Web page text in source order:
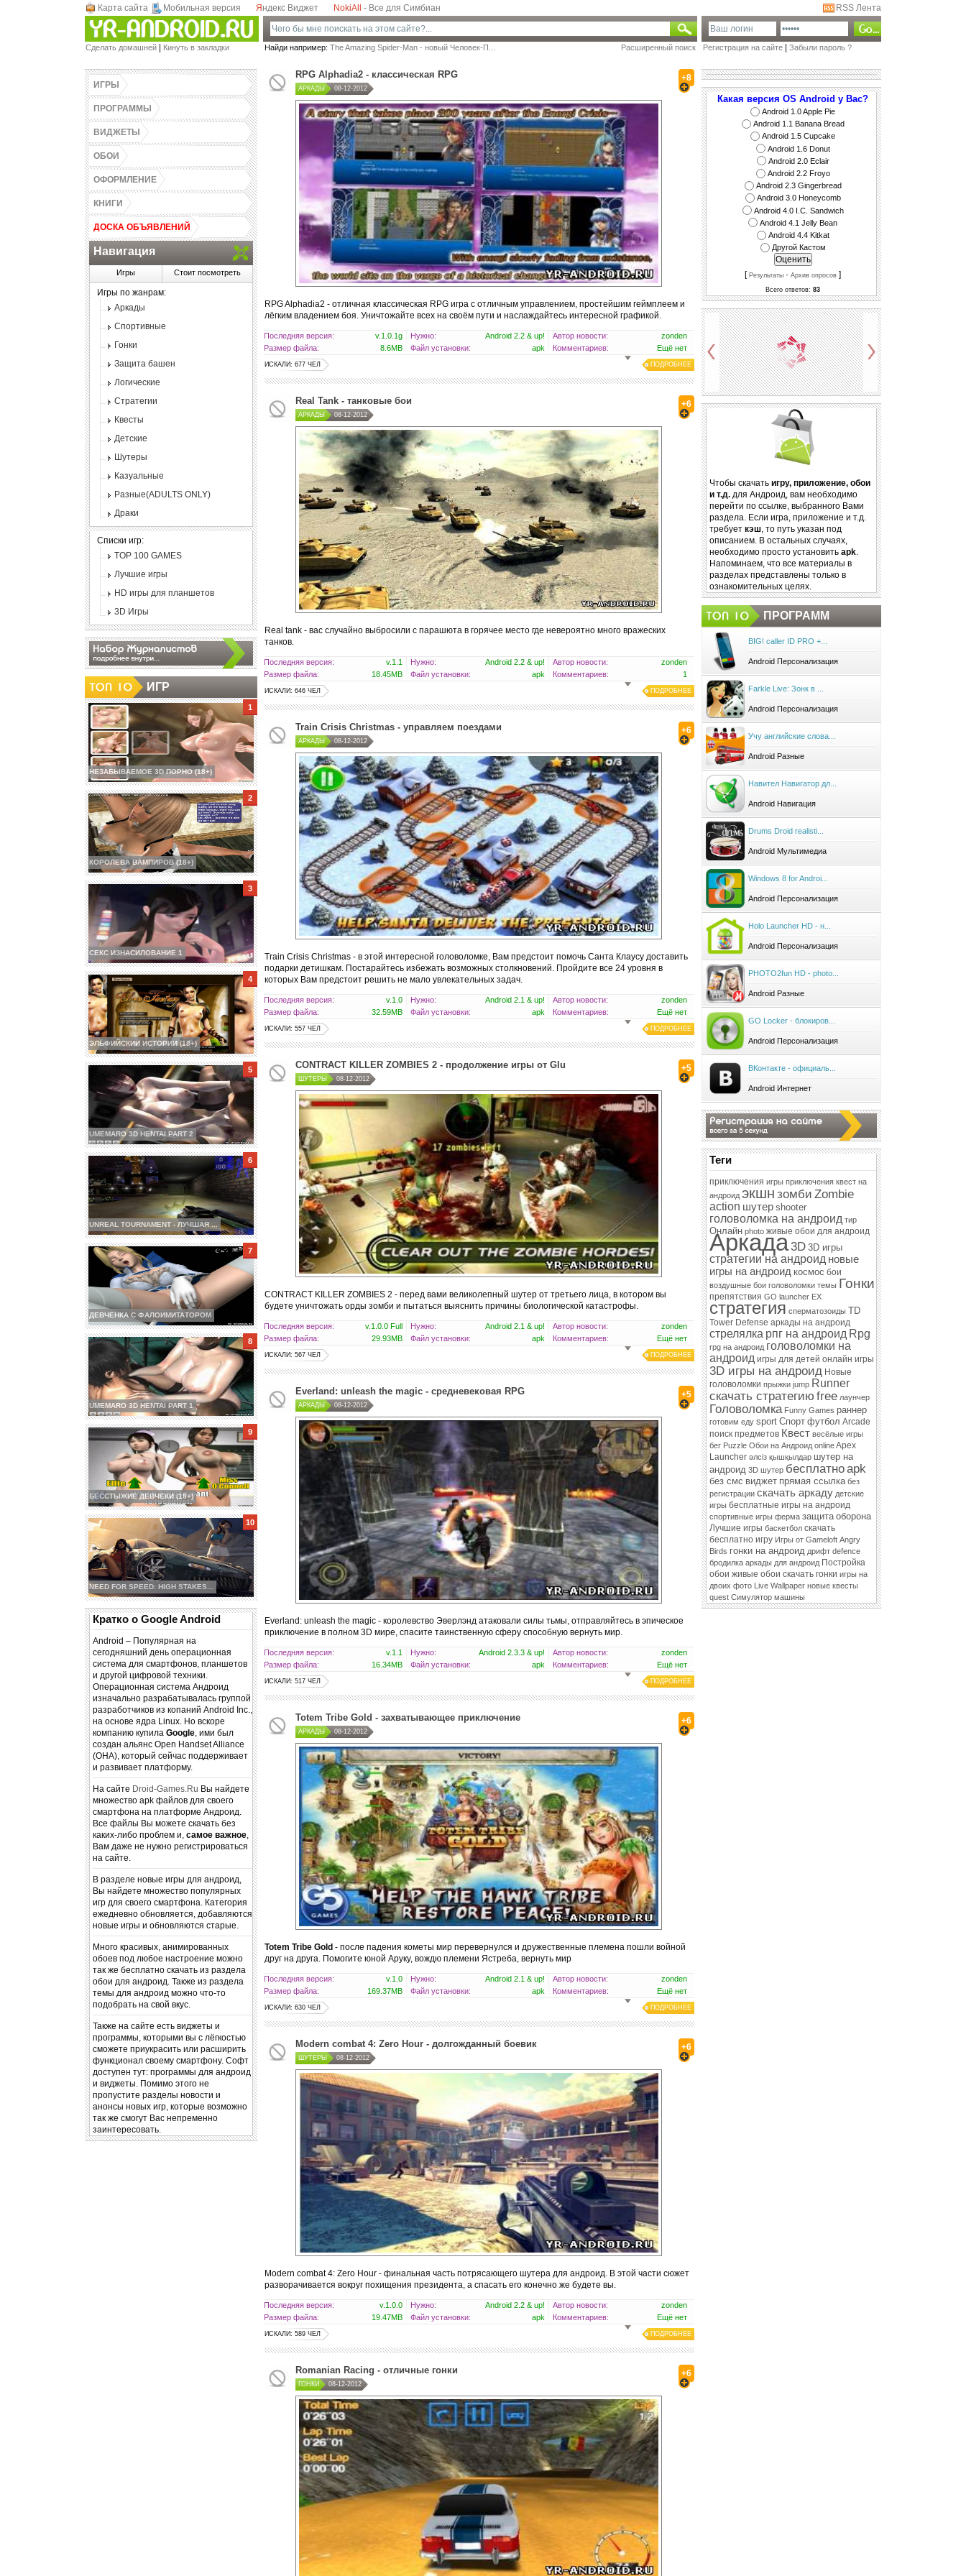
Карта сайта Мобильная версия Яндекс Виджет NokiAll - Все для Симбиан RSS Лента
Games-Androidz.Ru - Скачать программы,
бесплатно! Весь софт в одном месте.
Найди например: The Amazing Spider-Man - новый Человек-П... Расширенный поиск Регистрация на сайте Забыли пароль ?
Сделать домашней Кинуть в закладки
ИГРЫ
ПРОГРАММЫ
ВИДЖЕТЫ
ОБОИ
ОФОРМЛЕНИЕ
КНИГИ
ДОСКА ОБЪЯВЛЕНИЙ
Навигация
Игры Стоит посмотреть
Игры по жанрам:
Аркады
Спортивные
Гонки
Защита башен
Логические
Стратегии
Квесты
Детские
Шутеры
Казуальные
Разные(ADULTS ONLY)
Драки
Списки игр:
TOP 100 GAMES
Лучшие игры
HD игры для планшетов
3D Игры
ИГР
НЕЗАБЫВАЕМОЕ 3D ПОРНО (18+)
КОРОЛЕВА ВАМПИРОВ (18+)
СЕКС ИЗНАСИЛОВАНИЕ 1
ЭЛЬФИЙСКИИ ИСТОРИИ (18+)
UMEMARO 3D HENTAI PART 2
UNREAL TOURNAMENT - ЛУЧШАЯ ...
ДЕВЧЕНКА С ФАЛОИМИТАТОРОМ
UMEMARO 3D HENTAI PART 1
БЕССТЫЖИЕ ДЕВЧЕКИ (18+)
NEED FOR SPEED: HIGH STAKES...
Кратко о Google Android
Android – Популярная на
сегодняшний день операционная
система для смартфонов, планшетов
и другой цифровой техники.
Операционная система Андроид
изначально разрабатывалась группой
разработчиков из копаний Android Inc.,
на основе ядра Linux. Но вскоре
компанию купила Google, ими был
создан альянс Open Handset Alliance
(OHA), который сейчас поддерживает
и развивает платформу.
На сайте Droid-Games.Ru Вы найдете
множество apk файлов для своего
смартфона на платформе Андроид.
Все файлы Вы можете скачать без
каких-либо проблем и, самое важное,
Вам даже не нужно регистрироваться
на сайте.
В разделе новые игры для андроид,
Вы найдете множество популярных
игр для своего смартфона. Категория
ежедневно обновляется, добавляются
новые игры и обновляются старые.
Много красивых, анимированных
обоев под любое настроение можно
так же бесплатно скачать из раздела
обои для андроид. Также из раздела
темы для андроид можно что-то
подобрать на свой вкус.
Также на сайте есть виджеты и
программы, которыми вы с лёгкостью
сможете приукрасить или расширить
функционал своему смартфону. Софт
доступен тут: программы для андроид
и виджеты. Помимо этого не
пропустите разделы новости и
анонсы новых игр, которые возможно
так же смогут Вас непременно
заинтересовать.
+8
RPG Alphadia2 - клаcсическая RPG
АРКАДЫ 08-12-2012
RPG Alphadia2 - отличная классическая RPG игра с отличным управлением, простейшим геймплеем и
лёгким владением боя. Уничтожайте всех на своём пути и наслаждайтесь интересной графикой.
Последняя версия:
v.1.0.1g
Размер файла:
8.6MB
Нужно:
Android 2.2 & up!
Файл установки:
apk
Автор новости:
zonden
Комментариев:
Ещё нет
ПОДРОБНЕЕ
ИСКАЛИ: 677 ЧЕЛ
+6
Real Tank - танковые бои
АРКАДЫ 08-12-2012
Real tank - вас случайно выбросили с парашюта в горячее место где невероятно много вражеских
танков.
Последняя версия:
v.1.1
Размер файла:
18.45MB
Нужно:
Android 2.2 & up!
Файл установки:
apk
Автор новости:
zonden
Комментариев:
1
ПОДРОБНЕЕ
ИСКАЛИ: 646 ЧЕЛ
+6
Train Crisis Christmas - управляем поездами
АРКАДЫ 08-12-2012
Train Crisis Christmas - в этой интересной головоломке, Вам предстоит помочь Санта Клаусу доставить
подарки детишкам. Постарайтесь избежать возможных столкновений. Пройдите все 24 уровня в
которых Вам предстоит решить не мало увлекательных задач.
Последняя версия:
v.1.0
Размер файла:
32.59MB
Нужно:
Android 2.1 & up!
Файл установки:
apk
Автор новости:
zonden
Комментариев:
Ещё нет
ПОДРОБНЕЕ
ИСКАЛИ: 557 ЧЕЛ
+5
CONTRACT KILLER ZOMBIES 2 - продолжение игры от Glu
ШУТЕРЫ 08-12-2012
CONTRACT KILLER ZOMBIES 2 - перед вами великолепный шутер от третьего лица, в котором вы
будете уничтожать орды зомби и пытаться выяснить причины биологической катастрофы.
Последняя версия:
v.1.0.0 Full
Размер файла:
29.93MB
Нужно:
Android 2.1 & up!
Файл установки:
apk
Автор новости:
zonden
Комментариев:
Ещё нет
ПОДРОБНЕЕ
ИСКАЛИ: 567 ЧЕЛ
+5
Everland: unleash the magic - средневековая RPG
АРКАДЫ 08-12-2012
Everland: unleash the magic - королевство Эверлэнд атаковали силы тьмы, отправляйтесь в эпическое
приключение в полном 3D мире, спасите таинственную сферу способную вернуть мир.
Последняя версия:
v.1.1
Размер файла:
16.34MB
Нужно:
Android 2.3.3 & up!
Файл установки:
apk
Автор новости:
zonden
Комментариев:
Ещё нет
ПОДРОБНЕЕ
ИСКАЛИ: 517 ЧЕЛ
+6
Totem Tribe Gold - захватывающее приключение
АРКАДЫ 08-12-2012
Totem Tribe Gold - после падения кометы мир перевернулся и дружественные племена пошли войной
друг на друга. Помогите юной Аруку, вождю племени Ястреба, вернуть мир
Последняя версия:
v.1.0
Размер файла:
169.37MB
Нужно:
Android 2.1 & up!
Файл установки:
apk
Автор новости:
zonden
Комментариев:
Ещё нет
ПОДРОБНЕЕ
ИСКАЛИ: 630 ЧЕЛ
+6
Modern combat 4: Zero Hour - долгожданный боевик
ШУТЕРЫ 08-12-2012
Modern combat 4: Zero Hour - финальная часть потрясающего шутера для андроид. В этой части сюжет
разворачивается вокруг похищения президента, а спасать его конечно же будете вы.
Последняя версия:
v.1.0.0
Размер файла:
19.47MB
Нужно:
Android 2.2 & up!
Файл установки:
apk
Автор новости:
zonden
Комментариев:
Ещё нет
ПОДРОБНЕЕ
ИСКАЛИ: 589 ЧЕЛ
+6
Romanian Racing - отличные гонки
ГОНКИ 08-12-2012
Какая версия OS Android у Вас?
Android 1.0 Apple Pie
Android 1.1 Banana Bread
Android 1.5 Cupcake
Android 1.6 Donut
Android 2.0 Eclair
Android 2.2 Froyo
Android 2.3 Gingerbread
Android 3.0 Honeycomb
Android 4.0 I.C. Sandwich
Android 4.1 Jelly Bean
Android 4.4 Kitkat
Другой Кастом
[ Результаты · Архив опросов ]
Всего ответов: 83
<
>
Чтобы скачать игру, приложение, обои
и т.д. для Андроид, вам необходимо
перейти по ссылке, выбранного Вами
раздела. Если игра, приложение и т.д.
требует кэш, то путь указан под
описанием. В остальных случаях,
необходимо просто установить apk.
Напоминаем, что все материалы в
разделах представлены только в
ознакомительных целях.
ПРОГРАММ
BIG! caller ID PRO +...
Android Персонализация
Farkle Live: Зонк в ...
Android Персонализация
Учу английские слова...
Android Разные
Навител Навигатор дл...
Android Навигация
Drums Droid realisti...
Android Мультимедиа
Windows 8 for Androi...
Android Персонализация
Holo Launcher HD - н...
Android Персонализация
PHOTO2fun HD - photo...
Android Разные
GO Locker - блокиров...
Android Персонализация
ВКонтакте - официаль...
Android Интернет
Теги
приключения игры приключения квест на
андроид экшн зомби Zombie
action шутер shooter
головоломка на андроид тир
Онлайн photo живые обои для андроид
Аркада3D 3D игры
стратегии на андроид новые
игры на андроид космос бои
воздушные бои головоломки темы Гонки
препятствия GO launcher EX
стратегия сперматозоиды TD
Tower Defense аркады на андроид
стрелялка рпг на андроид Rpg
rpg на андроид головоломки на
андроид игры для детей онлайн игры
3D игры на андроид Новые
головоломки прыжки jump Runner
скачать стратегию free лаунчер
Головоломка Funny Games раннер
готовим еду sport Спорт футбол Arcade
поиск предметов Квест весёлые игры
бег Puzzle Обои на Андроид onlineApex
Launcher әлсіз қышқылдар шутер на
андроид 3D шутер бесплатноapk
без смс виджет прямая ссылка без
регистрации скачать аркаду детские
игры бесплатные игры на андроид
спортивные игры ферма защита оборона
Лучшие игры баскетбол скачать
бесплатно игру Игры от Gameloft Angry
Birds гонки на андроид дрифт defence
бродилка аркады для андроид Постройка
обои живые обои скачать гонки игры на
двоих фото Live Wallpaper новые квесты
quest Симулятор машины